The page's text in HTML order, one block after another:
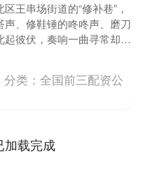
王串场街道的“修补巷”，
声、修鞋锤的咚咚声、磨刀
起彼伏，奏响一曲寻常却温
这条汇聚约三十家“小修
分类：全国前三配资公
加载完成